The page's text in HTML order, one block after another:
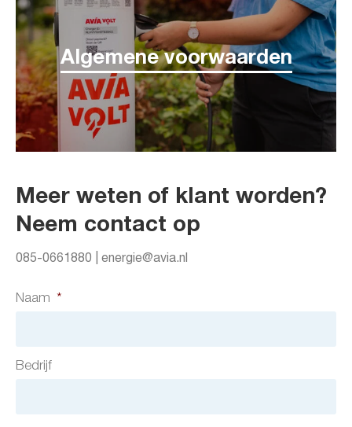
Algemene voorwaarden
Meer weten of klant worden?
Neem contact op
085-0661880 | energie@avia.nl
Naam *
Bedrijf